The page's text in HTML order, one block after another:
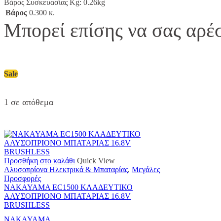
Βάρος Συσκευασίας Kg: 0.26kg
Βάρος 0.300 κ.
Μπορεί επίσης να σας
Sale
1 σε απόθεμα
Προσθήκη στο καλάθι Quick View
Αλυσοπρίονα Ηλεκτρικά & Μπαταρίας, Μεγάλες
Προσφορές
NAKAYAMA EC1500 ΚΛΑΔΕΥΤΙΚΟ
ΑΛΥΣΟΠΡΙΟΝΟ ΜΠΑΤΑΡΙΑΣ 16.8V
BRUSHLESS
NAKAYAMA